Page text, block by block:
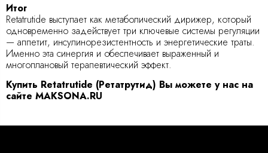
Итог
Retatrutide выступает как метаболический дирижер, который
одновременно задействует три ключевые системы регуляции
— аппетит, инсулинорезистентность и энергетические траты.
Именно эта синергия и обеспечивает выраженный и
многоплановый терапевтический эффект.
Купить Retatrutide (Ретатрутид) Вы можете у нас на
сайте MAKSONA.RU